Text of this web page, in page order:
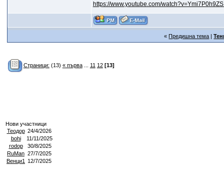
https://www.youtube.com/
«Предишна тема |
Страници: (13) « първа... 11 12 [13]
Нови участници
Теодор 24/4/2026
bohi
11/11/2025
rodop
30/8/2025
RuMan 27/7/2025
Венци1
12/7/2025